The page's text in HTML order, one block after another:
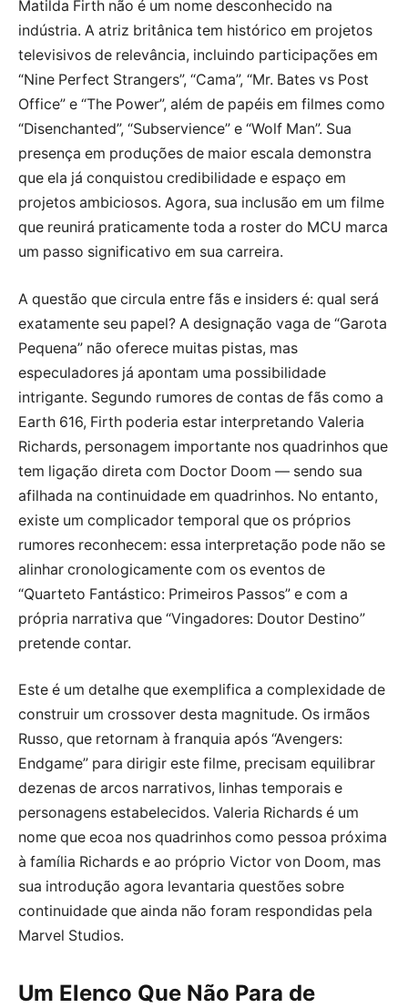
Matilda Firth não é um nome desconhecido na
indústria. A atriz britânica tem histórico em projetos
televisivos de relevância, incluindo participações em
“Nine Perfect Strangers”, “Cama”, “Mr. Bates vs Post
Office” e “The Power”, além de papéis em filmes como
“Disenchanted”, “Subservience” e “Wolf Man”. Sua
presença em produções de maior escala demonstra
que ela já conquistou credibilidade e espaço em
projetos ambiciosos. Agora, sua inclusão em um filme
que reunirá praticamente toda a roster do MCU marca
um passo significativo em sua carreira.
A questão que circula entre fãs e insiders é: qual será
exatamente seu papel? A designação vaga de “Garota
Pequena” não oferece muitas pistas, mas
especuladores já apontam uma possibilidade
intrigante. Segundo rumores de contas de fãs como a
Earth 616, Firth poderia estar interpretando Valeria
Richards, personagem importante nos quadrinhos que
tem ligação direta com Doctor Doom — sendo sua
afilhada na continuidade em quadrinhos. No entanto,
existe um complicador temporal que os próprios
rumores reconhecem: essa interpretação pode não se
alinhar cronologicamente com os eventos de
“Quarteto Fantástico: Primeiros Passos” e com a
própria narrativa que “Vingadores: Doutor Destino”
pretende contar.
Este é um detalhe que exemplifica a complexidade de
construir um crossover desta magnitude. Os irmãos
Russo, que retornam à franquia após “Avengers:
Endgame” para dirigir este filme, precisam equilibrar
dezenas de arcos narrativos, linhas temporais e
personagens estabelecidos. Valeria Richards é um
nome que ecoa nos quadrinhos como pessoa próxima
à família Richards e ao próprio Victor von Doom, mas
sua introdução agora levantaria questões sobre
continuidade que ainda não foram respondidas pela
Marvel Studios.
Um Elenco Que Não Para de